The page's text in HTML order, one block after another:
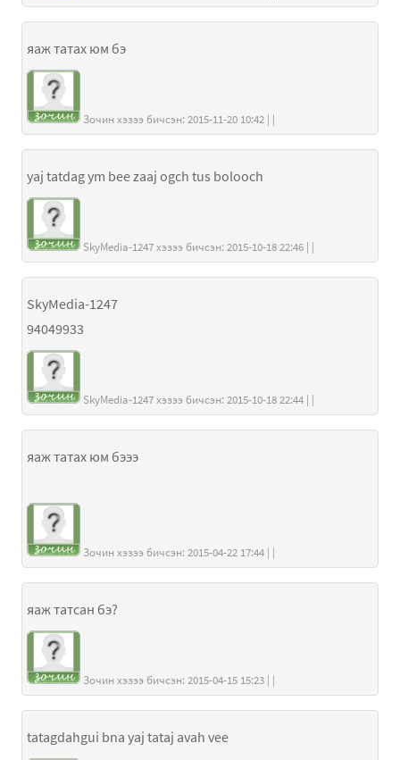
яаж татах юм бэ
Зочин хэзээ бичсэн: 2015-11-20 10:42 | |
yaj tatdag ym bee zaaj ogch tus bolooch
SkyMedia-1247 хэзээ бичсэн: 2015-10-18 22:46 | |
SkyMedia-1247
94049933
SkyMedia-1247 хэзээ бичсэн: 2015-10-18 22:44 | |
яаж татах юм бэээ
Зочин хэзээ бичсэн: 2015-04-22 17:44 | |
яаж татсан бэ?
Зочин хэзээ бичсэн: 2015-04-15 15:23 | |
tatagdahgui bna yaj tataj avah vee